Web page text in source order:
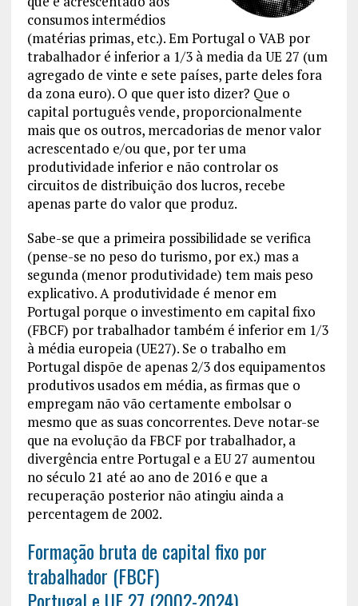
consumos intermédios
(matérias primas, etc.). Em Portugal o VAB por
trabalhador é inferior a 1/3 à media da UE 27 (um
agregado de vinte e sete países, parte deles fora
da zona euro). O que quer isto dizer? Que o
capital português vende, proporcionalmente
mais que os outros, mercadorias de menor valor
acrescentado e/ou que, por ter uma
produtividade inferior e não controlar os
circuitos de distribuição dos lucros, recebe
apenas parte do valor que produz.
Sabe-se que a primeira possibilidade se verifica
(pense-se no peso do turismo, por ex.) mas a
segunda (menor produtividade) tem mais peso
explicativo. A produtividade é menor em
Portugal porque o investimento em capital fixo
(FBCF) por trabalhador também é inferior em 1/3
à média europeia (UE27). Se o trabalho em
Portugal dispõe de apenas 2/3 dos equipamentos
produtivos usados em média, as firmas que o
empregam não vão certamente embolsar o
mesmo que as suas concorrentes. Deve notar-se
que na evolução da FBCF por trabalhador, a
divergência entre Portugal e a EU 27 aumentou
no século 21 até ao ano de 2016 e que a
recuperação posterior não atingiu ainda a
percentagem de 2002.
Formação bruta de capital fixo por
trabalhador (FBCF)
Portugal e UE 27 (2002-2024)